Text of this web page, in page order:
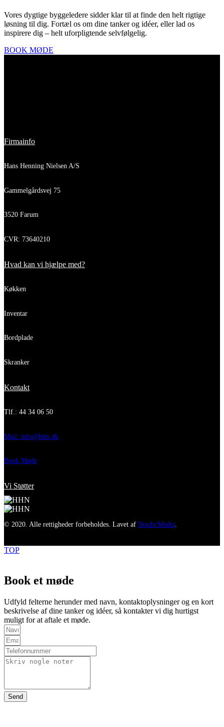
Vores dygtige byggeledere sidder klar til at finde den helt rigtige
løsning til dig. Fortæl os om dine tanker og idéer, eller lad os
inspirere dig – helt uforpligtende selvfølgelig.
BOOK MØDE
Firmainfo
Hans Henning Nielsen A/S
Gammelgårdsvej 75
3520 Farum
CVR: 73640210
Hvad kan vi hjælpe med?
Køkken
Inventar
Bordplade
Skranker
Kontakt
Tlf.: 44 34 06 50
Mail: info@hhn.dk
Book Møde
Vi Støtter
© 2020. Alle rettigheder forbeholdes. Lavet af NordicMedia.
TOP
Book et møde
Udfyld felterne herunder med navn, kontaktoplysninger og en kort
beskrivelse af dine tanker og idéer, så kontakter vi dig hurtigst
muligt for at aftale et møde.
Send